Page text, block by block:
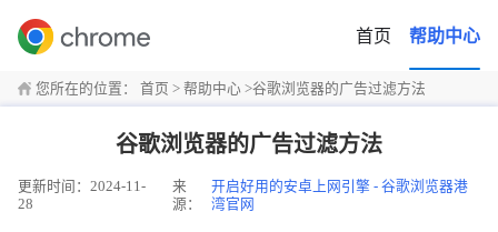
首页 帮助中心
您所在的位置： 首页 > 帮助中心 >谷歌浏览器的广告过滤方法
谷歌浏览器的广告过滤方法
更新时间：2024-11-
28
来
源：
开启好用的安卓上网引擎 - 谷歌浏览器港
湾官网